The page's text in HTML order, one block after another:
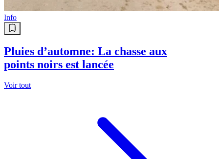
Info
Pluies d’automne: La chasse aux
points noirs est lancée
Voir tout